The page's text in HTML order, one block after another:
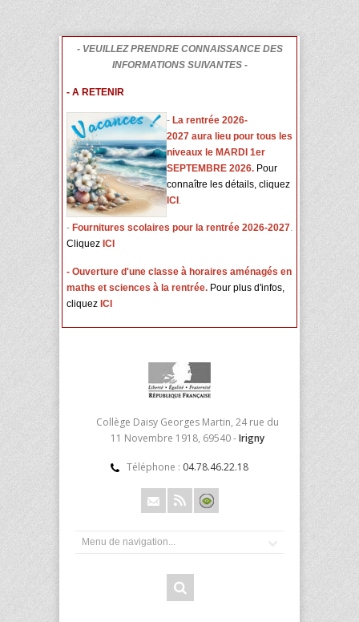
- VEUILLEZ PRENDRE CONNAISSANCE DES
INFORMATIONS SUIVANTES -
- A RETENIR
- La rentrée 2026-
2027 aura lieu pour tous les
niveaux le MARDI 1er
SEPTEMBRE 2026. Pour
connaître les détails, cliquez
ICI
- Fournitures scolaires pour la rentrée 2026-2027.
Cliquez ICI
- Ouverture d'une classe à horaires aménagés en
maths et sciences à la rentrée. Pour plus d'infos,
cliquez ICI
Collège Daisy Georges Martin, 24 rue du
11 Novembre 1918, 69540 -Irigny
Téléphone : 04.78.46.22.18